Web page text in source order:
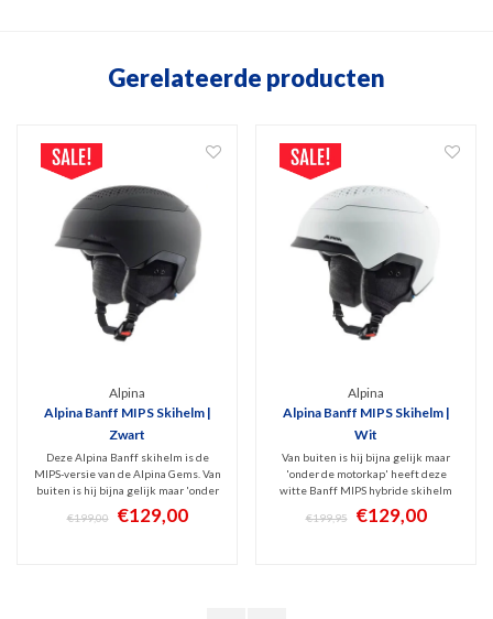
Gerelateerde producten
Alpina
Alpina Banff MIPS Skihelm |
Zwart
Deze Alpina Banff skihelm is de
MIPS-versie van de Alpina Gems. Van
buiten is hij bijna gelijk maar 'onder
de motorkap' heeft deze Banff MIPS
hybride skihelm een hoger
€199,00 €129,00
Alpina
Alpina Banff MIPS Skihelm |
Wit
Van buiten is hij bijna gelijk maar
'onder de motorkap' heeft deze
witte Banff MIPS hybride skihelm
een hoger beschermingsniveau dan
de Alpina Gems skihelm.
€199,95 €129,00